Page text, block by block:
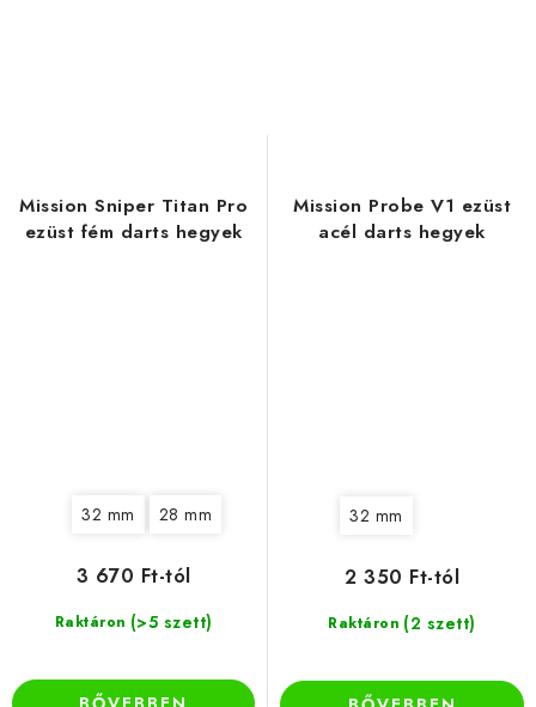
Mission Sniper Titan Pro
ezüst fém darts hegyek
32 mm 28 mm
Raktáron (>5 szett)
3 670 Ft-tól
Mission Probe V1 ezüst
acél darts hegyek
32 mm
Raktáron (2 szett)
2 350 Ft-tól